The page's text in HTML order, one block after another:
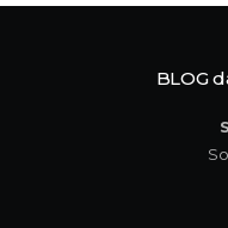
Tavinho,
BLOG